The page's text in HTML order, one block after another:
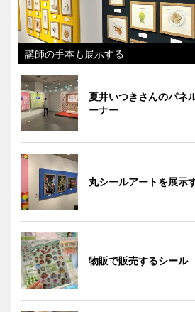
講師の手本も展示する
夏井いつきさんのパネ
ーナー
丸シールアートを展示
物販で販売するシール